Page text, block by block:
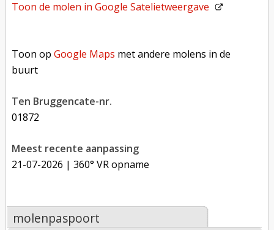
Toon de molen inGoogle Satelietweergave
Toon opGoogle Maps met andere molens in de
buurt
Ten Bruggencate-nr.
01872
Meest recente aanpassing
21-07-2026 | 360° VR opname
molenpaspoort